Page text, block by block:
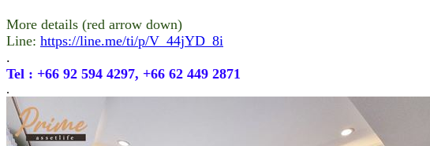
More details (red arrow down)
Line: https://line.me/ti/p/V_44jYD_8i
.
Tel : +66 92 594 4297, +66 62 449 2871
.